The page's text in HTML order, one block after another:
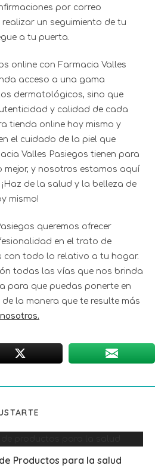
por correo
un seguimiento de tu
a tu puerta.
online con Farmacia Valles
acceso a una gama
dermatológicos, sino que
y calidad de cada
tienda online hoy mismo y
el cuidado de la piel que
Valles Pasiegos tienen para
mejor, y nosotros estamos aquí
de la salud y la belleza de
mismo!
queremos ofrecer
en el trato de
con todo lo relativo a tu hogar.
todas las vías que nos brinda
para que puedas ponerte en
la manera que te resulte más
Productos para la salud